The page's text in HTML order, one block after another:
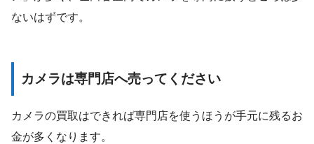
ないはずです。
カメラは専門店へ売ってください
カメラの買取はできれば専門店を使うほうが手元に残るお
金が多くなります。